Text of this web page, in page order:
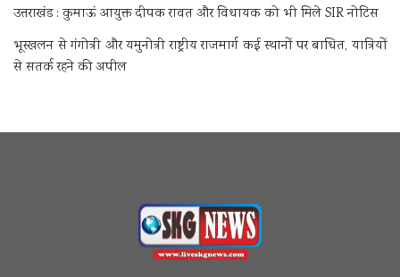
उत्तराखंड : कुमाऊं आयुक्त दीपक रावत और विधायक को भी मिले SIR नोटिस
भूस्खलन से गंगोत्री और यमुनोत्री राष्ट्रीय राजमार्ग कई स्थानों पर बाधित, यात्रियों
से सतर्क रहने की अपील